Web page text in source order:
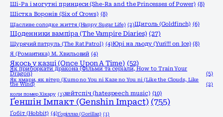
Ші-Ра і могутні принцеси (She-Ra and the Princesses of Power) (8)
Шістка Воронів (Six of Crows) (8)
Щасливе солодке життя (Happy Sugar Life) (2)Щиголь (Goldfinch) (6)
Щоденники вампіра (The Vampire Diaries) (27)
Щурячий патруль (The Rat Patrol) (4)Юрі на льоду (Yuri!!! on Ice) (8)
Я (Романтика) М. Хвильовий (4)
Якось у казці (Once Upon A Time) (52)
Як приборкати дракона (Фільми та серіали, How to Train Your
Dragon) (5)
Як хмари, як вітер (Kumo no You ni Kaze no You ni (Like the Clouds, Like
the Wind)
(2)
коли помер Хікару (1)хейтспіч (hatespeech music) (10)
Ґеншін Імпакт (Genshin Impact) (755)
Ґобіт (Hobbit) (4)Ґоріллаз (Gorillaz) (1)